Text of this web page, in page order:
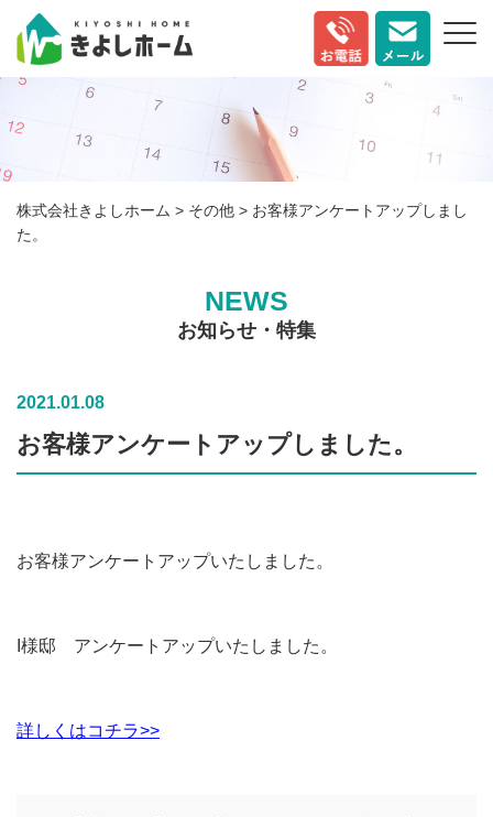
株式会社きよしホーム > その他 > お客様アンケートアップしまし
た。
NEWS
お知らせ・特集
2021.01.08
お客様アンケートアップしました。
お客様アンケートアップいたしました。
I様邸 アンケートアップいたしました。
詳しくはコチラ>>